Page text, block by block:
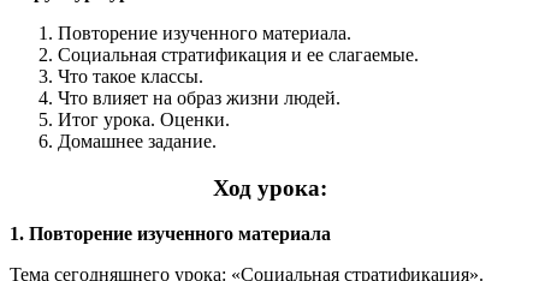
Повторение изученного материала.
Социальная стратификация и ее слагаемые.
Что такое классы.
Что влияет на образ жизни людей.
Итог урока. Оценки.
Домашнее задание.
Ход урока:
1. Повторение изученного материала
Тема сегодняшнего урока: «Социальная стратификация».